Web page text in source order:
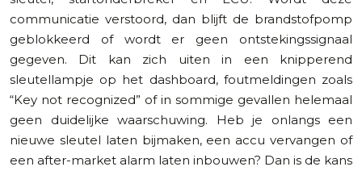
communicatie verstoord, dan blijft de brandstofpomp
geblokkeerd of wordt er geen ontstekingssignaal
gegeven. Dit kan zich uiten in een knipperend
sleutellampje op het dashboard, foutmeldingen zoals
“Key not recognized” of in sommige gevallen helemaal
geen duidelijke waarschuwing. Heb je onlangs een
nieuwe sleutel laten bijmaken, een accu vervangen of
een after-market alarm laten inbouwen? Dan is de kans